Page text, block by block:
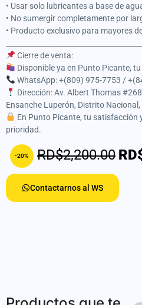
• Usar solo lubricantes a base de
• No sumergir completamente por
• Producto exclusivo para mayores
Cierre de venta:
Disponible ya en Punto Picante,
WhatsApp: +(809) 975-7753 /
Dirección: Av. Albert Thomas
Ensanche Luperón, Distrito
En Punto Picante, tu satisfacción
prioridad.
-20% RD$2,200.00
Contactarnos al WS